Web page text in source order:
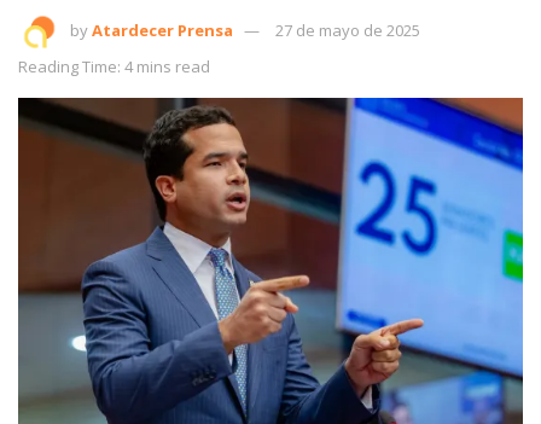
byAtardecer Prensa
27 de mayo de 2025
Reading Time: 4 mins read